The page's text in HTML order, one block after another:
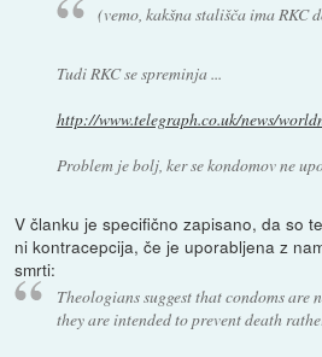
(vemo, kakšna stališča ima RKC
Tudi RKC se spreminja ...
http://www.telegraph.co.uk/news/
Problem je bolj, ker se kondomov ne
V članku je specifično zapisano, da so
ni kontracepcija, če je uporabljena z
smrti:
Theologians suggest that condoms are
they are intended to prevent death